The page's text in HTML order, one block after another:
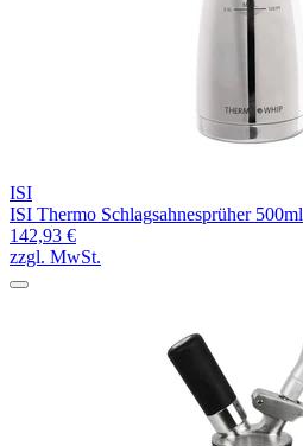
ISI
ISI Thermo Schlagsahnesprüher 500ml
142,93 €
zzgl. MwSt.